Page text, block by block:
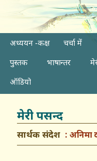
अध्ययन -कक्ष चर्चा में
पुस्तक
भाषान्तर
ऑडियो
मेरी पसन्द
सार्थक संदेश अनिमा